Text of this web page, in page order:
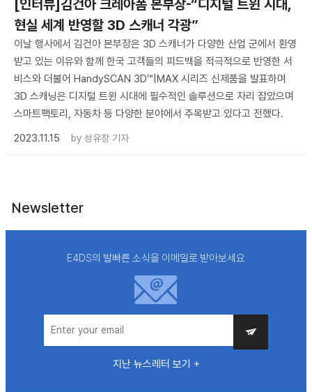
[인터뷰]김건아 크레아폼 본부장-“디지털 트윈 시대,
현실 세계 반영할 3D 스캐너 각광”
이날 행사에서 김건아 본부장은 3D 스캐너가 다양한 산업 군에서 환영
받고 있는 이유와 함께 한국 고객들의 피드백을 적극적으로 반영한 서
비스와 더불어 HandySCAN 3D™|MAX 시리즈 신제품을 발표하며
3D 스캐닝은 디지털 트윈 시대에 필수적인 솔루션으로 자리 잡았으며
스마트팩토리, 자동차 등 다양한 분야에서 주목받고 있다고 전했다.
2023.11.15
by 성유창 기자
Newsletter
E4DS의 발빠른 소식을 이메일로 받아보세요
지난 뉴스레터 보기 +